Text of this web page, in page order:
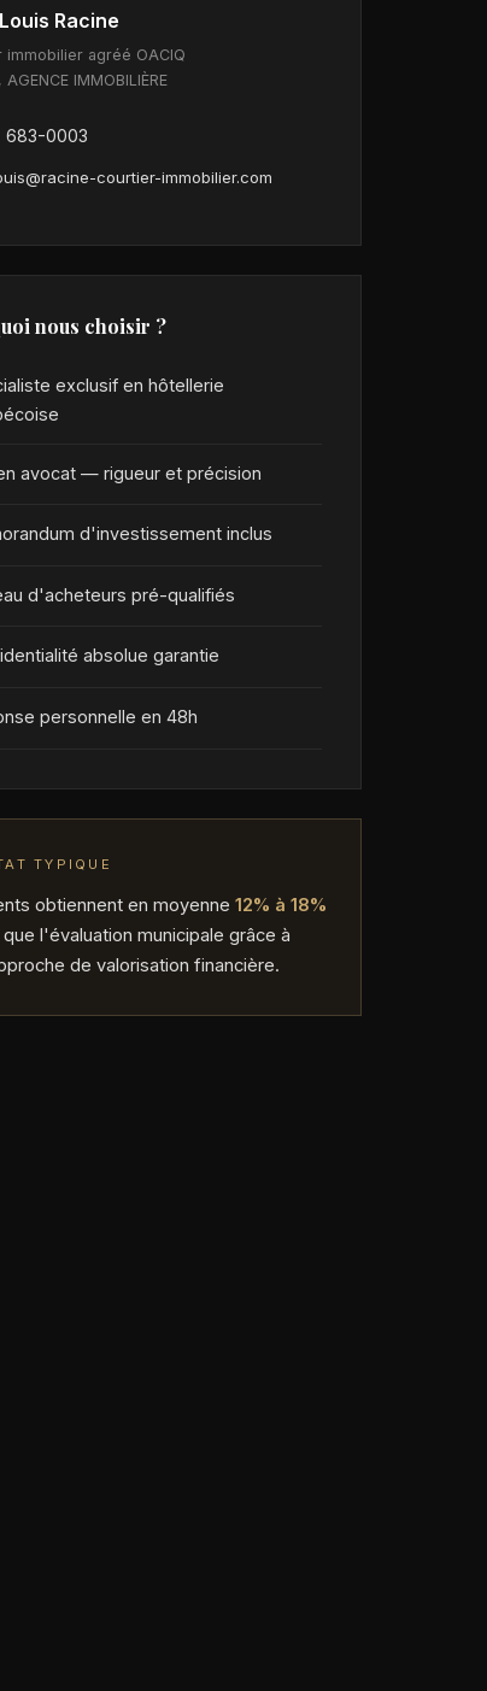
Racine
immobilier agréé OACIQ
AGENCE IMMOBILIÈRE
683-0003
courtier-immobilier.com
nous choisir ?
exclusif en hôtellerie
avocat — rigueur et précision
d'investissement inclus
d'acheteurs pré-qualifiés
absolue garantie
personnelle en 48h
TYPIQUE
obtiennent en moyenne 12% à 18%
l'évaluation municipale grâce à
de valorisation financière.